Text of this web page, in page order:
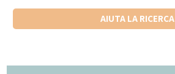
AIUTA LA RICERCA